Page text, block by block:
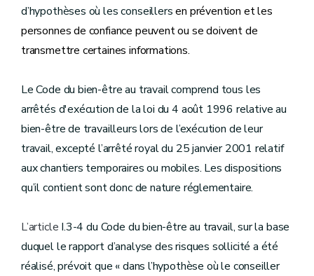
d’hypothèses où les conseillersen prévention et les
personnes de confiance peuvent ou se doivent de
transmettre certaines informations.
Le Code du bien-être au travail comprend tous les
arrêtés d'exécution de la loi du 4 août 1996 relative au
bien-être de travailleurs lors de l’exécution de leur
travail, excepté l’arrêté royal du 25 janvier 2001 relatif
aux chantiers temporaires ou mobiles. Les dispositions
qu’il contient sont donc de nature réglementaire.
L’article I.3-4 du Code du bien-être au travail, sur la base
duquel le rapport d’analyse des risques sollicité a été
réalisé, prévoit que « dans l’hypothèse où le conseiller